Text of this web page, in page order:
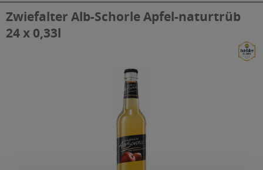
Zwiefalter Alb-Schorle Apfel-naturtrüb
24 x 0,33l